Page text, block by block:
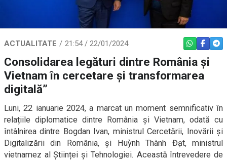
ACTUALITATE 21:54 / 22/01/2024 WHATSAPP
Consolidarea legături dintre România și
Vietnam în cercetare și transformarea
digitală”
Luni, 22 ianuarie 2024, a marcat un moment semnificativ în
relațiile diplomatice dintre România și Vietnam, odată cu
întâlnirea dintre Bogdan Ivan, ministrul Cercetării, Inovării și
Digitalizării din România, și Huỳnh Thành Đạt, ministrul
vietnamez al Științei și Tehnologiei. Această întrevedere de